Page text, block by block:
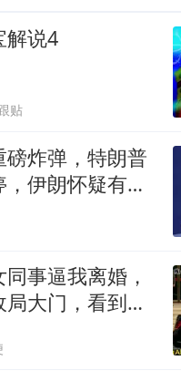
解说4
贴
磅炸弹，特朗普
，伊朗怀疑有
事逼我离婚，
大门，看到我